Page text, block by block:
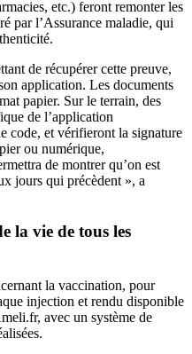
etc.) feront remonter les
par l’Assurance maladie, qui
de récupérer cette preuve,
application. Les documents
papier. Sur le terrain, des
de l’application
code, et vérifieront la signature
ou numérique,
de montrer qu’on est
jours qui précèdent », a
la vie de tous les
la vaccination, pour
injection et rendu disponible
avec un système de